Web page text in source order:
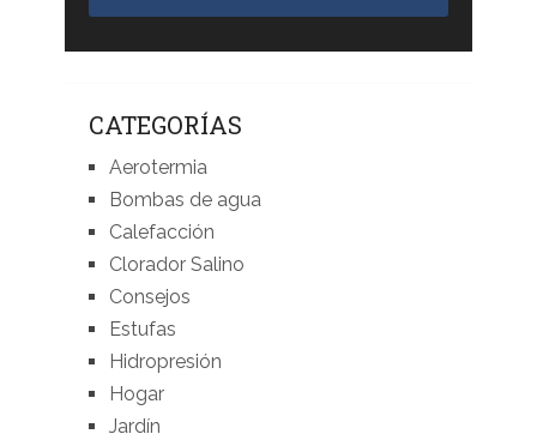
CATEGORÍAS
Aerotermia
Bombas de agua
Calefacción
Clorador Salino
Consejos
Estufas
Hidropresión
Hogar
Jardín